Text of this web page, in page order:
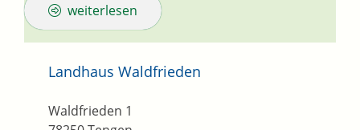
weiterlesen
Landhaus Waldfrieden
Waldfrieden 1